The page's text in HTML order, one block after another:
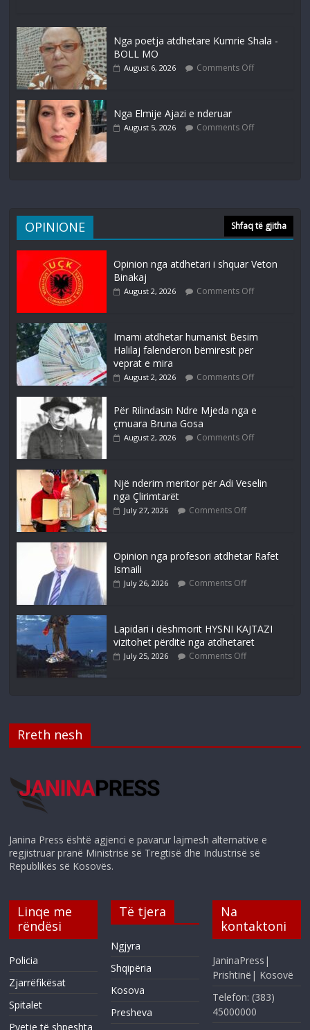
Nga poetja atdhetare Kumrie Shala -
BOLL MO
August 6, 2026 Comments Off
Nga Elmije Ajazi e nderuar
August 5, 2026 Comments Off
OPINIONE Shfaq të gjitha
Opinion nga atdhetari i shquar Veton
Binakaj
August 2, 2026 Comments Off
Imami atdhetar humanist Besim
Halilaj falenderon bëmiresit për
veprat e mira
August 2, 2026 Comments Off
Për Rilindasin Ndre Mjeda nga e
çmuara Bruna Gosa
August 2, 2026 Comments Off
Një nderim meritor për Adi Veselin
nga Çlirimtarët
July 27, 2026 Comments Off
Opinion nga profesori atdhetar Rafet
Ismaili
July 26, 2026 Comments Off
Lapidari i dëshmorit HYSNI KAJTAZI
vizitohet përditë nga atdhetaret
July 25, 2026 Comments Off
Rreth nesh
Janina Press është agjenci e pavarur lajmesh alternative e
regjistruar pranë Ministrisë së Tregtisë dhe Industrisë së
Republikës së Kosovës.
Linqe me
rëndësi
Policia
Zjarrëfikësat
Spitalet
Pyetje të shpeshta
Të tjera
Ngjyra
Shqipëria
Kosova
Presheva
Na
kontaktoni
JaninaPress|
Prishtinë| Kosovë
Telefon: (383)
45000000